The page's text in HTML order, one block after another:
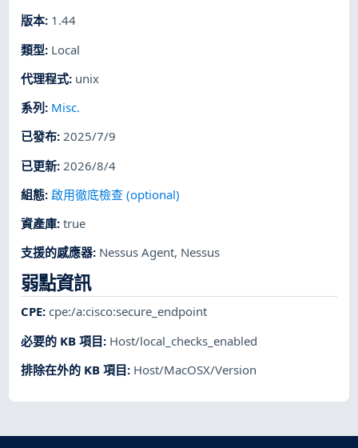
版本: 1.44
類型: Local
代理程式: unix
系列 : Misc.
已發布:2025/7/9
已更新: 2026/8/4
組態: 啟用徹底檢查 (optional)
資產庫:true
支援的感應器: Nessus Agent, Nessus
弱點資訊
CPE:cpe:/a:cisco:secure_endpoint
必要的 KB 項目: Host/local_checks_enabled
排除在外的 KB 項目: Host/MacOSX/Version